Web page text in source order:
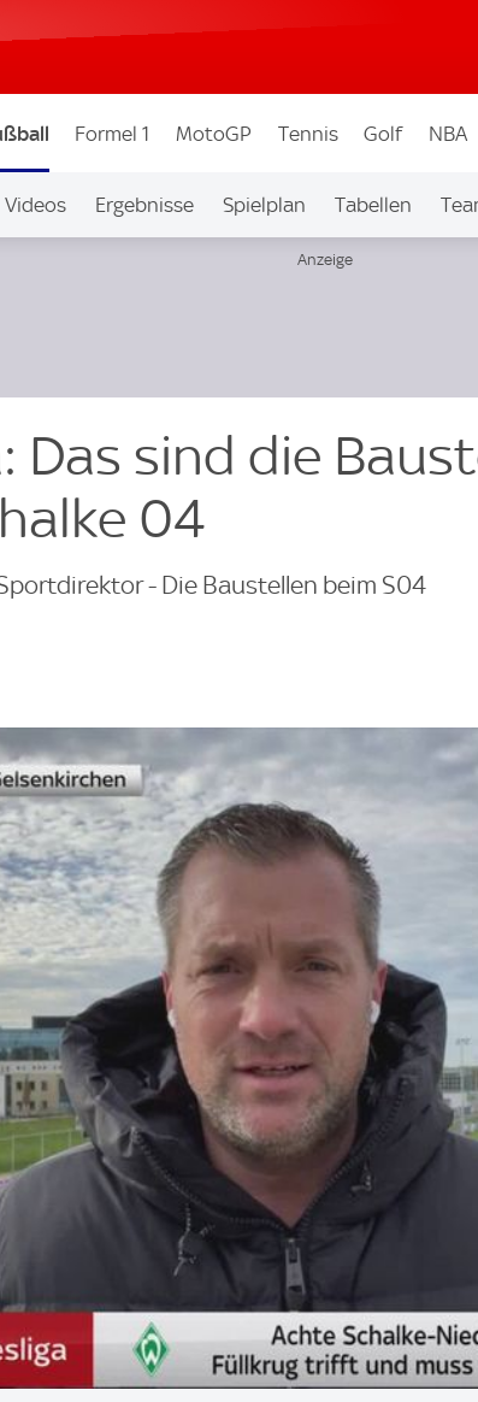
Formel 1 MotoGP Tennis Golf NBA
Videos Ergebnisse Spielplan Tabellen
Das sind die
04
- Die Baustellen beim S04